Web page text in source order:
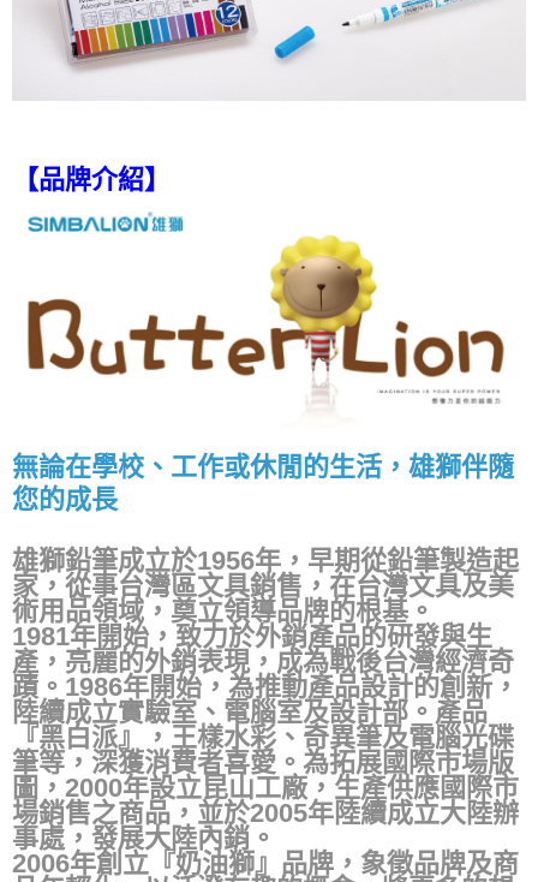
【品牌介紹】
無論在學校、工作或休閒的生活，雄獅伴隨
您的成長
雄獅鉛筆成立於1956年，早期從鉛筆製造起
家，從事台灣區文具銷售，在台灣文具及美
術用品領域，奠立領導品牌的根基。
1981年開始，致力於外銷產品的研發與生
產，亮麗的外銷表現，成為戰後台灣經濟奇
蹟。1986年開始，為推動產品設計的創新，
陸續成立實驗室、電腦室及設計部。產品
『黑白派』，王樣水彩、奇異筆及電腦光碟
筆等，深獲消費者喜愛。為拓展國際市場版
圖，2000年設立昆山工廠，生產供應國際市
場銷售之商品，並於2005年陸續成立大陸辦
事處，發展大陸內銷。
2006年創立『奶油獅』品牌，象徵品牌及商